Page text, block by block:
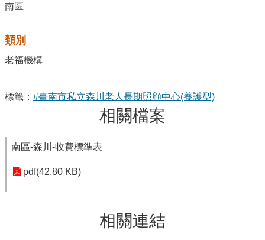
南區
類別
老福機構
標籤： #臺南市私立森川老人長期照顧中心(養護型)
相關檔案
南區-森川-收費標準表
pdf(42.80 KB)
相關連結